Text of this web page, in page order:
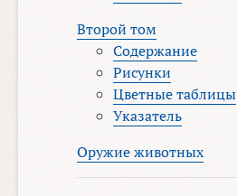
Второй том
Содержание
Рисунки
Цветные таблицы
Указатель
Оружие животных